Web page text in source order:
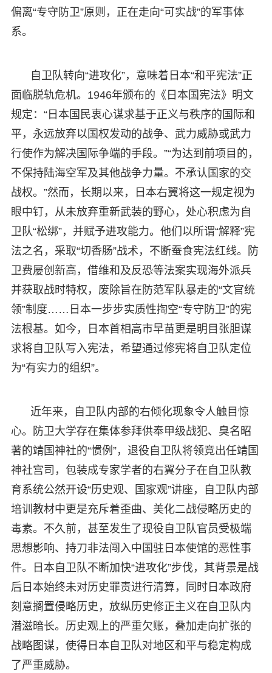
偏离“专守防卫”原则，正在走向“可实战”的军事体
系。
自卫队转向“进攻化”，意味着日本“和平宪法”正
面临脱轨危机。1946年颁布的《日本国宪法》明文
规定：“日本国民衷心谋求基于正义与秩序的国际和
平，永远放弃以国权发动的战争、武力威胁或武力
行使作为解决国际争端的手段。”“为达到前项目的，
不保持陆海空军及其他战争力量。不承认国家的交
战权。”然而，长期以来，日本右翼将这一规定视为
眼中钉，从未放弃重新武装的野心，处心积虑为自
卫队“松绑”，并赋予进攻能力。他们以所谓“解释”宪
法之名，采取“切香肠”战术，不断蚕食宪法红线。防
卫费屡创新高，借维和及反恐等法案实现海外派兵
并获取战时特权，废除旨在防范军队暴走的“文官统
领”制度……日本一步步实质性掏空“专守防卫”的宪
法根基。如今，日本首相高市早苗更是明目张胆谋
求将自卫队写入宪法，希望通过修宪将自卫队定位
为“有实力的组织”。
近年来，自卫队内部的右倾化现象令人触目惊
心。防卫大学存在集体参拜供奉甲级战犯、臭名昭
著的靖国神社的“惯例”，退役自卫队将领竟出任靖国
神社宫司，包装成专家学者的右翼分子在自卫队教
育系统公然开设“历史观、国家观”讲座，自卫队内部
培训教材中更是充斥着歪曲、美化二战侵略历史的
毒素。不久前，甚至发生了现役自卫队官员受极端
思想影响、持刀非法闯入中国驻日本使馆的恶性事
件。日本自卫队不断加快“进攻化”步伐，其背景是战
后日本始终未对历史罪责进行清算，同时日本政府
刻意搁置侵略历史，放纵历史修正主义在自卫队内
潜滋暗长。历史观上的严重欠账，叠加走向扩张的
战略图谋，使得日本自卫队对地区和平与稳定构成
了严重威胁。